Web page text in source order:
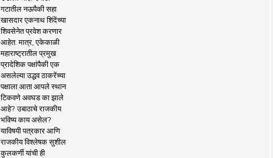
गटातील नऊपैकी सहा
खासदार एकनाथ शिंदेंच्या
शिवसेनेत प्रवेश करणार
आहेत. मात्र, एकेकाळी
महाराष्ट्रातील प्रमुख
प्रादेशिक पक्षांपैकी एक
असलेल्या उद्धव ठाकरेंच्या
पक्षाला आता आपले स्थान
टिकवणे अवघड का झाले
आहे? उबाठाचे राजकीय
भविष्य काय असेल?
याविषयी पत्रकार आणि
राजकीय विश्लेषक सुशील
कुलकर्णी यांची ही